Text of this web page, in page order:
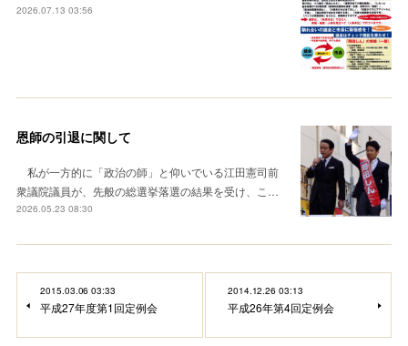
2026.07.13 03:56
恩師の引退に関して
私が一方的に「政治の師」と仰いでいる江田憲司前
衆議院議員が、先般の総選挙落選の結果を受け、こ…
2026.05.23 08:30
2015.03.06 03:33
平成27年度第1回定例会
2014.12.26 03:13
平成26年第4回定例会